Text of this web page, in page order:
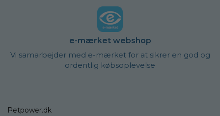
e-mærket webshop
Vi samarbejder med e-mærket for at sikrer en god og
ordentlig købsoplevelse
Petpower.dk